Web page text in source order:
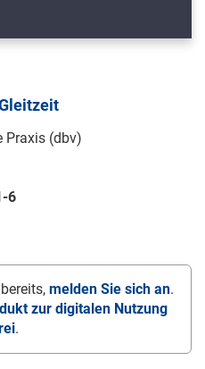
Praxis (dbv)
6
melden Sie sich an.
zur digitalen Nutzung
.